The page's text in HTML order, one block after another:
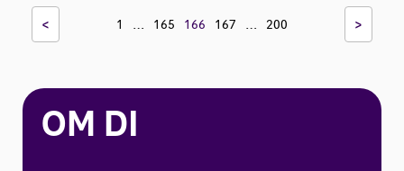
< 1 … 165 166 167 … 200 >
OM DI